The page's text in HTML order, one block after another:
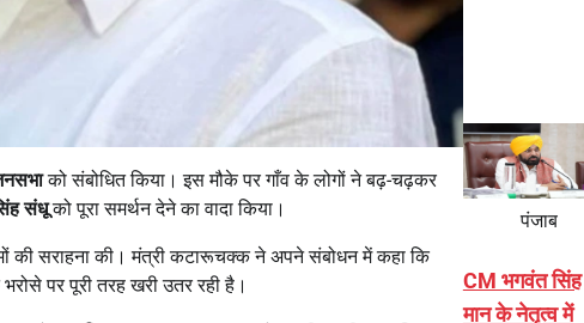
को संबोधित किया। इस मौके पर गाँव के लोगों ने बढ़-चढ़कर
संधूको पूरा समर्थन देने का वादा किया।
की सराहना की। मंत्री कटारूचक्क ने अपने संबोधन में कहा कि
पर पूरी तरह खरी उतर रही है।
पंजाब
CM भगवंत सिंह
मान के नेतृत्व में